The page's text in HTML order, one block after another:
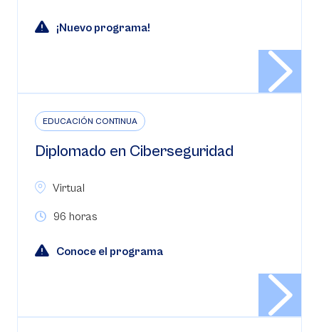
¡Nuevo programa!
EDUCACIÓN CONTINUA
Diplomado en Ciberseguridad
Virtual
96 horas
Conoce el programa